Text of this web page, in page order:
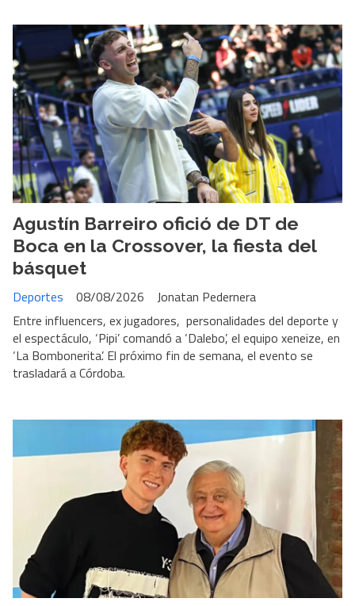
Agustín Barreiro ofició de DT de
Boca en la Crossover, la fiesta del
básquet
Jonatan Pedernera
Deportes
08/08/2026
Entre influencers, ex jugadores, personalidades del deporte y
el espectáculo, ‘Pipi’ comandó a ‘Dalebo’, el equipo xeneize, en
‘La Bombonerita’. El próximo fin de semana, el evento se
trasladará a Córdoba.